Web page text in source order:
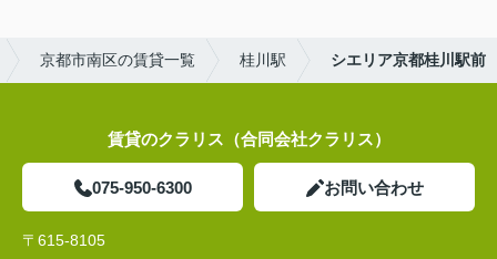
京都市南区の賃貸一覧 桂川駅 シエリア京都桂川駅前
賃貸のクラリス（合同会社クラリス）
075-950-6300 お問い合わせ
〒615-8105